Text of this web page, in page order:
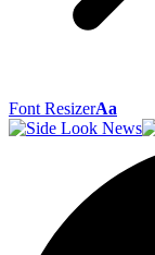
Font ResizerAa